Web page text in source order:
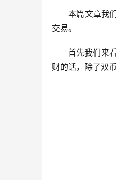
本篇文章我
交易。
首先我们来
财的话，除了双